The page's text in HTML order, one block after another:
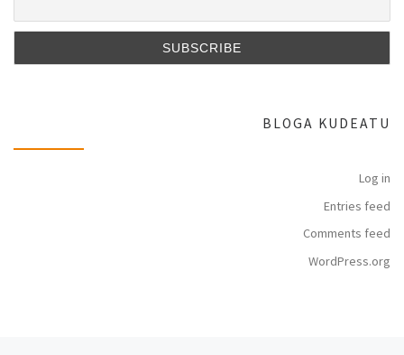
BLOGA KUDEATU
Log in
Entries feed
Comments feed
WordPress.org